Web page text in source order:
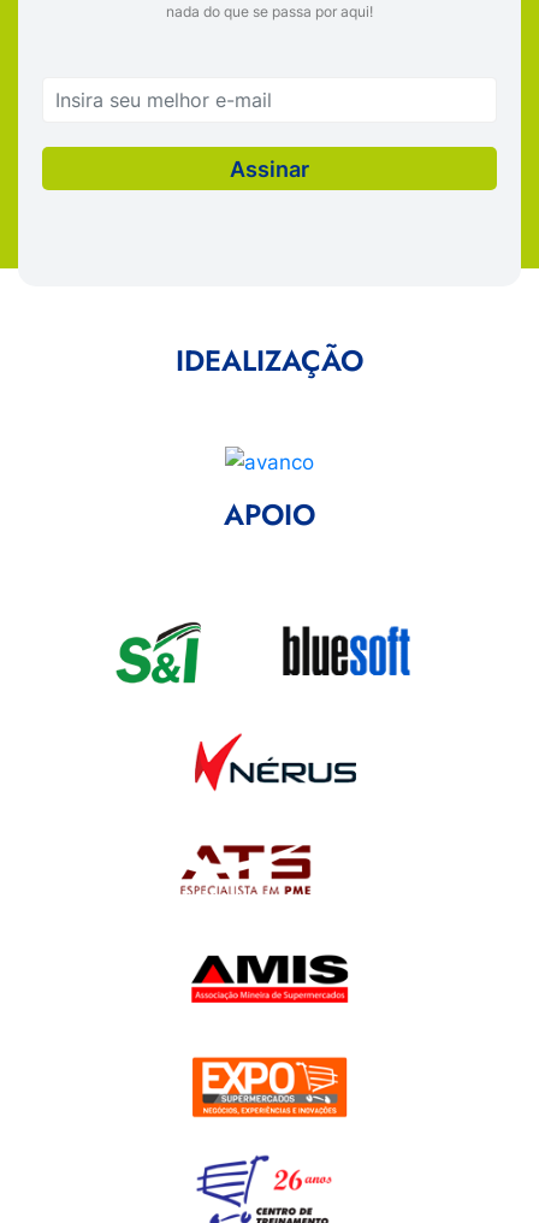
nada do que se passa por aqui!
IDEALIZAÇÃO
APOIO